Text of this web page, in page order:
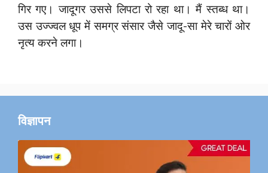
गिर गए। जादूगर उससे लिपटा रो रहा था। मैं स्तब्ध था।
उस उज्ज्वल धूप में समग्र संसार जैसे जादू-सा मेरे चारों ओर
नृत्य करने लगा।
विज्ञापन